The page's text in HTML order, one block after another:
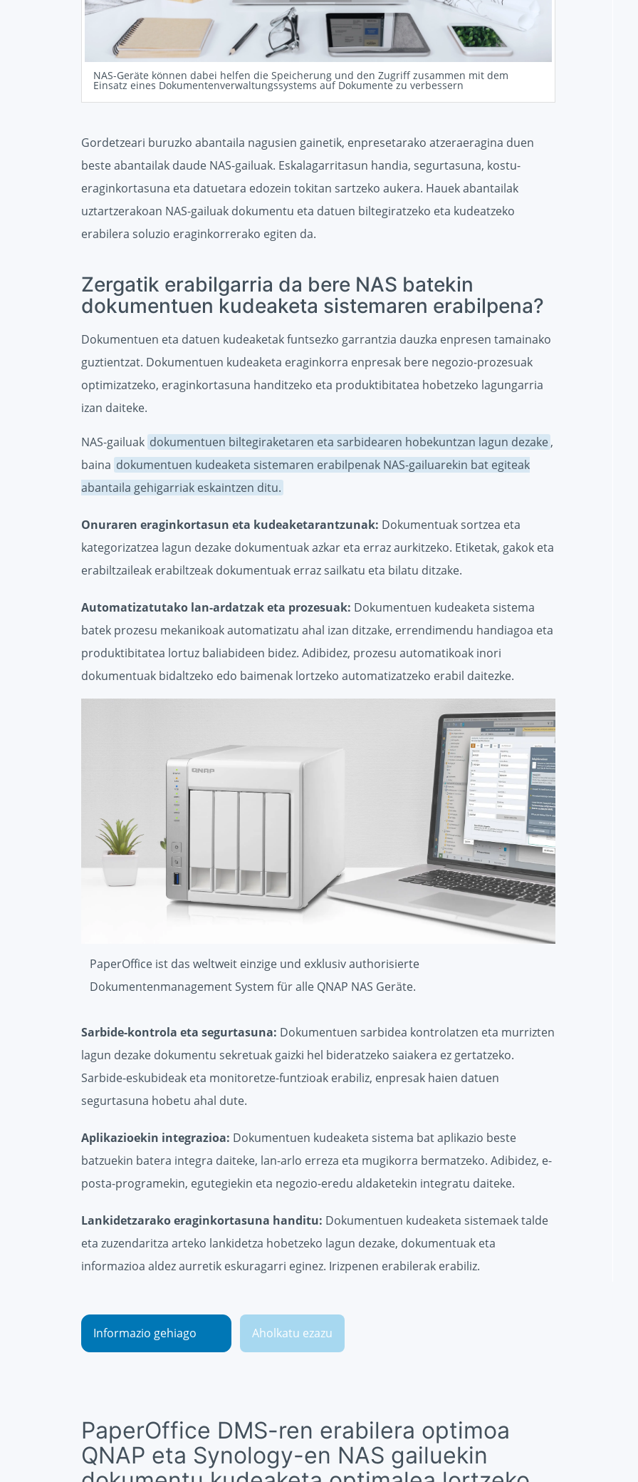
NAS-Geräte können dabei helfen die Speicherung und den Zugriff zusammen mit dem
Einsatz eines Dokumentenverwaltungssystems auf Dokumente zu verbessern
Gordetzeari buruzko abantaila nagusien gainetik, enpresetarako atzeraeragina duen
beste abantailak daude NAS-gailuak. Eskalagarritasun handia, segurtasuna, kostu-
eraginkortasuna eta datuetara edozein tokitan sartzeko aukera. Hauek abantailak
uztartzerakoan NAS-gailuak dokumentu eta datuen biltegiratzeko eta kudeatzeko
erabilera soluzio eraginkorrerako egiten da.
Zergatik erabilgarria da bere NAS batekin
dokumentuen kudeaketa sistemaren erabilpena?
Dokumentuen eta datuen kudeaketak funtsezko garrantzia dauzka enpresen tamainako
guztientzat. Dokumentuen kudeaketa eraginkorra enpresak bere negozio-prozesuak
optimizatzeko, eraginkortasuna handitzeko eta produktibitatea hobetzeko lagungarria
izan daiteke.
NAS-gailuak dokumentuen biltegiraketaren eta sarbidearen hobekuntzan lagun dezake ,
baina dokumentuen kudeaketa sistemaren erabilpenak NAS-gailuarekin bat egiteak
abantaila gehigarriak eskaintzen ditu.
Onuraren eraginkortasun eta kudeaketarantzunak: Dokumentuak sortzea eta
kategorizatzea lagun dezake dokumentuak azkar eta erraz aurkitzeko. Etiketak, gakok eta
erabiltzaileak erabiltzeak dokumentuak erraz sailkatu eta bilatu ditzake.
Automatizatutako lan-ardatzak eta prozesuak: Dokumentuen kudeaketa sistema
batek prozesu mekanikoak automatizatu ahal izan ditzake, errendimendu handiagoa eta
produktibitatea lortuz baliabideen bidez. Adibidez, prozesu automatikoak inori
dokumentuak bidaltzeko edo baimenak lortzeko automatizatzeko erabil daitezke.
PaperOffice ist das weltweit einzige und exklusiv authorisierte
Dokumentenmanagement System für alle QNAP NAS Geräte.
Sarbide-kontrola eta segurtasuna: Dokumentuen sarbidea kontrolatzen eta murrizten
lagun dezake dokumentu sekretuak gaizki hel bideratzeko saiakera ez gertatzeko.
Sarbide-eskubideak eta monitoretze-funtzioak erabiliz, enpresak haien datuen
segurtasuna hobetu ahal dute.
Aplikazioekin integrazioa: Dokumentuen kudeaketa sistema bat aplikazio beste
batzuekin batera integra daiteke, lan-arlo erreza eta mugikorra bermatzeko. Adibidez, e-
posta-programekin, egutegiekin eta negozio-eredu aldaketekin integratu daiteke.
Lankidetzarako eraginkortasuna handitu: Dokumentuen kudeaketa sistemaek talde
eta zuzendaritza arteko lankidetza hobetzeko lagun dezake, dokumentuak eta
informazioa aldez aurretik eskuragarri eginez. Irizpenen erabilerak erabiliz.
Informazio gehiago Aholkatu ezazu
PaperOffice DMS-ren erabilera optimoa
QNAP eta Synology-en NAS gailuekin